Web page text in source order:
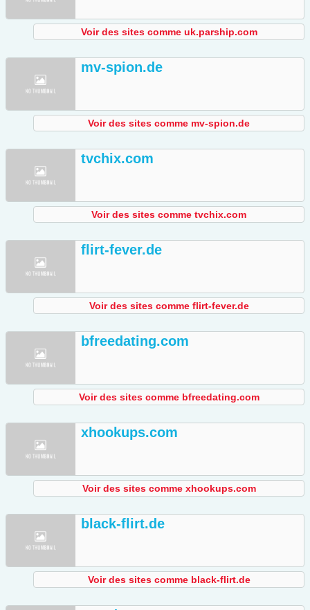
Voir des sites comme uk.parship.com
mv-spion.de
Voir des sites comme mv-spion.de
tvchix.com
Voir des sites comme tvchix.com
flirt-fever.de
Voir des sites comme flirt-fever.de
bfreedating.com
Voir des sites comme bfreedating.com
xhookups.com
Voir des sites comme xhookups.com
black-flirt.de
Voir des sites comme black-flirt.de